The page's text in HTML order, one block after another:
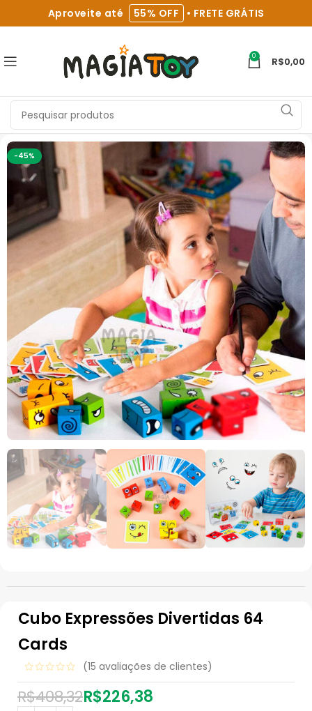
Aproveite até 55% OFF • FRETE GRÁTIS
0 R$0,00
-45%
Cubo Expressões Divertidas 64
Cards
(15 avaliações de clientes)
R$408,32R$226,38